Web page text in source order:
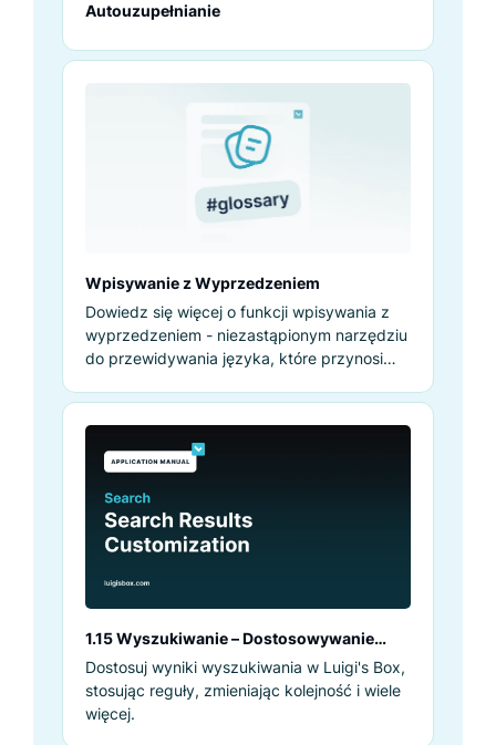
Autouzupełnianie
Wpisywanie z Wyprzedzeniem
Dowiedz się więcej o funkcji wpisywania z
wyprzedzeniem - niezastąpionym narzędziu
do przewidywania języka, które przynosi
1.15 Wyszukiwanie – Dostosowywanie
wyników wyszukiwania
Dostosuj wyniki wyszukiwania w Luigi's Box,
stosując reguły, zmieniając kolejność i wiele
więcej.